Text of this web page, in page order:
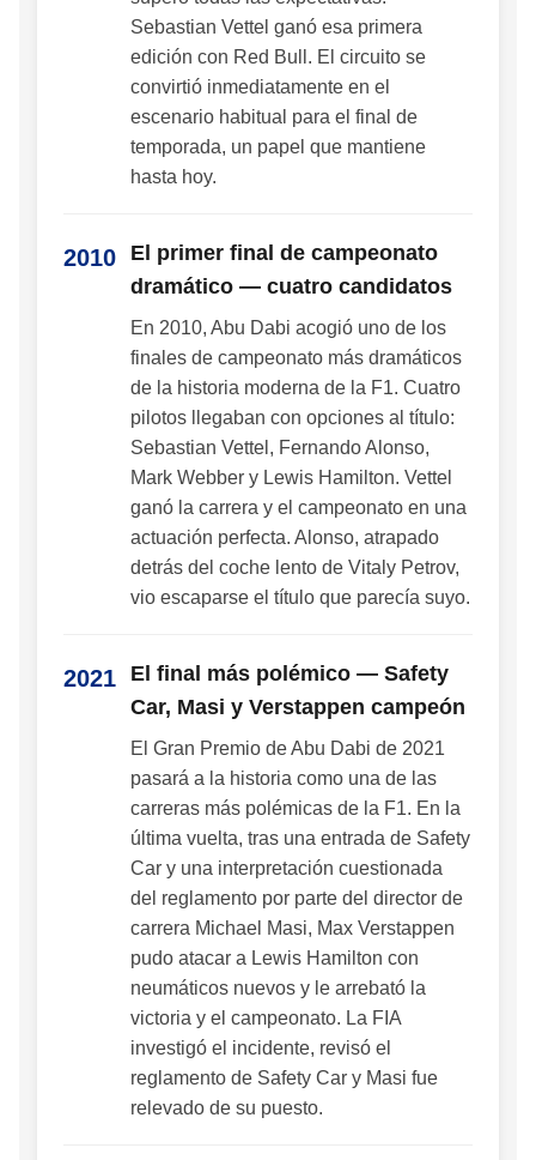
Sebastian Vettel ganó esa primera
edición con Red Bull. El circuito se
convirtió inmediatamente en el
escenario habitual para el final de
temporada, un papel que mantiene
hasta hoy.
2010
El primer final de campeonato
dramático — cuatro candidatos
En 2010, Abu Dabi acogió uno de los
finales de campeonato más dramáticos
de la historia moderna de la F1. Cuatro
pilotos llegaban con opciones al título:
Sebastian Vettel, Fernando Alonso,
Mark Webber y Lewis Hamilton. Vettel
ganó la carrera y el campeonato en una
actuación perfecta. Alonso, atrapado
detrás del coche lento de Vitaly Petrov,
vio escaparse el título que parecía suyo.
2021
El final más polémico — Safety
Car, Masi y Verstappen campeón
El Gran Premio de Abu Dabi de 2021
pasará a la historia como una de las
carreras más polémicas de la F1. En la
última vuelta, tras una entrada de Safety
Car y una interpretación cuestionada
del reglamento por parte del director de
carrera Michael Masi, Max Verstappen
pudo atacar a Lewis Hamilton con
neumáticos nuevos y le arrebató la
victoria y el campeonato. La FIA
investigó el incidente, revisó el
reglamento de Safety Car y Masi fue
relevado de su puesto.